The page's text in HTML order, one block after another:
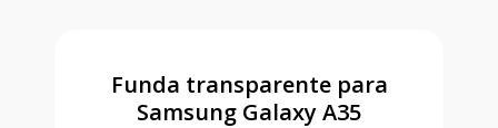
Funda transparente para
Samsung Galaxy A35